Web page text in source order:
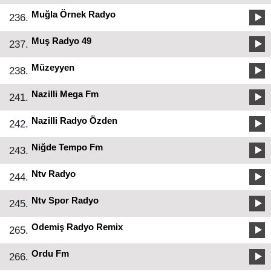
236. Muğla Örnek Radyo
237. Muş Radyo 49
238. Müzeyyen
241. Nazilli Mega Fm
242. Nazilli Radyo Özden
243. Niğde Tempo Fm
244. Ntv Radyo
245. Ntv Spor Radyo
265. Odemiş Radyo Remix
266. Ordu Fm